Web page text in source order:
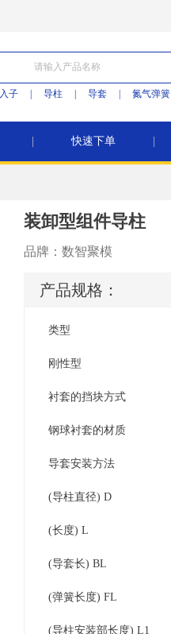
入子 导柱 导套 氮气弹簧
快速下单
装卸型组件导柱
品牌： 数智聚模
产品规格：
类型
刚性型
衬套的挡块方式
钢球衬套的材质
导套安装方法
(导柱直径) D
(长度) L
(导套长) BL
(弹簧长度) FL
(导柱安装部长度) L1